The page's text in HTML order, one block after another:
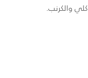
والكرنب.